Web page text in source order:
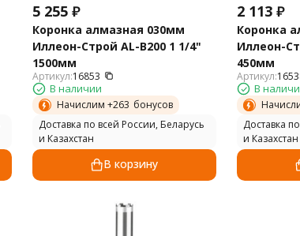
5 255 ₽
Коронка алмазная 030мм
Иллеон-Строй AL-B200 1 1/4"
1500мм
Артикул:16853
В наличии
Начислим +263 бонусов
Доставка по всей России, Беларусь
и Казахстан
В корзину
2 113 ₽
Коронка
Иллеон-
450мм
Артикул:
В
Доставка
и Казахстан